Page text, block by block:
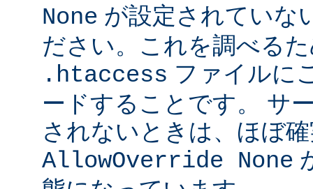
None が設定されていな
ださい。これを調べる
.htaccess ファイルに
ードすることです。 サ
されないときは、ほぼ
AllowOverride None